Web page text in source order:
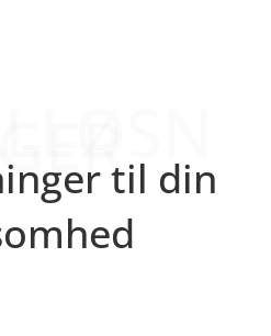
til din